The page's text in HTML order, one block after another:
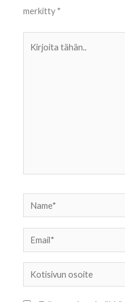
merkitty *
tähän..
Name*
Email*
Kotisivun
osoite